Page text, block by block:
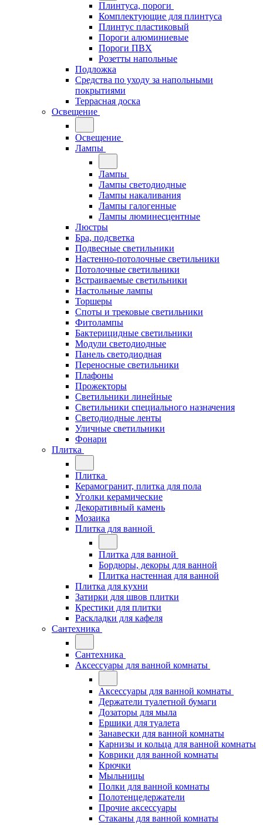
Плинтуса, пороги
Комплектующие для плинтуса
Плинтус пластиковый
Пороги алюминиевые
Пороги ПВХ
Розетты напольные
Подложка
Средства по уходу за напольными
покрытиями
Террасная доска
Освещение
Освещение
Лампы
Лампы
Лампы светодиодные
Лампы накаливания
Лампы галогенные
Лампы люминесцентные
Люстры
Бра, подсветка
Подвесные светильники
Настенно-потолочные светильники
Потолочные светильники
Встраиваемые светильники
Настольные лампы
Торшеры
Споты и трековые светильники
Фитолампы
Бактерицидные светильники
Модули светодиодные
Панель светодиодная
Переносные светильники
Плафоны
Прожекторы
Светильники линейные
Светильники специального назначения
Светодиодные ленты
Уличные светильники
Фонари
Плитка
Плитка
Керамогранит, плитка для пола
Уголки керамические
Декоративный камень
Мозаика
Плитка для ванной
Плитка для ванной
Бордюры, декоры для ванной
Плитка настенная для ванной
Плитка для кухни
Затирки для швов плитки
Крестики для плитки
Раскладки для кафеля
Сантехника
Сантехника
Аксессуары для ванной комнаты
Аксессуары для ванной комнаты
Держатели туалетной бумаги
Дозаторы для мыла
Ершики для туалета
Занавески для ванной комнаты
Карнизы и кольца для ванной комнаты
Коврики для ванной комнаты
Крючки
Мыльницы
Полки для ванной комнаты
Полотенцедержатели
Прочие аксессуары
Стаканы для ванной комнаты